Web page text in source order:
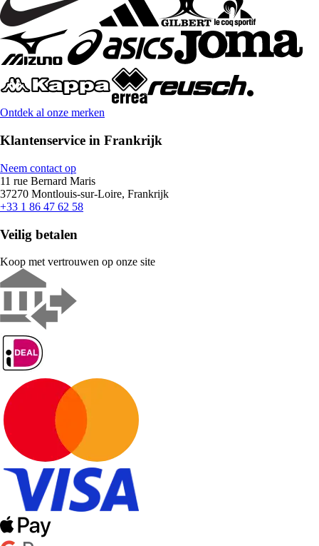
Ontdek al onze merken
Klantenservice in Frankrijk
Neem contact op
11 rue Bernard Maris
37270 Montlouis-sur-Loire, Frankrijk
+33 1 86 47 62 58
Veilig betalen
Koop met vertrouwen op onze site